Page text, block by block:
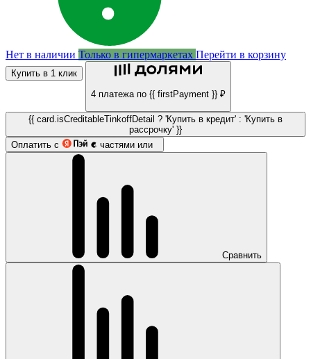
Нет в наличии Только в гипермаркетах Перейти в корзину
Купить в 1 клик
4 платежа по {{ firstPayment }} ₽
{{ card.isCreditableTinkoffDetail ? 'Купить в кредит' : 'Купить в
рассрочку' }}
Оплатить с
частями или
Сравнить